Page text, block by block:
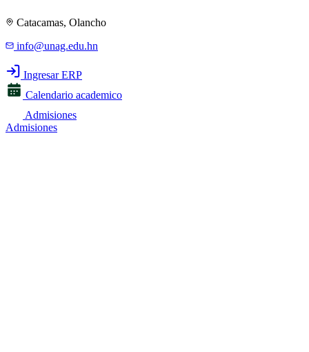
Catacamas, Olancho
info@unag.edu.hn
Ingresar ERP
Calendario academico
Admisiones
Admisiones